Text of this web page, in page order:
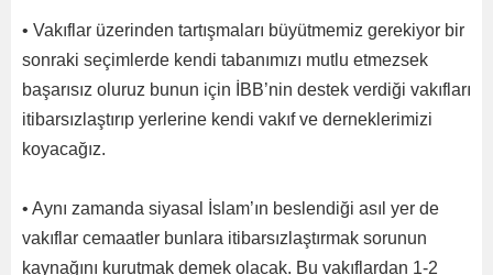
• Vakıflar üzerinden tartışmaları büyütmemiz gerekiyor bir
sonraki seçimlerde kendi tabanımızı mutlu etmezsek
başarısız oluruz bunun için İBB’nin destek verdiği vakıfları
itibarsızlaştırıp yerlerine kendi vakıf ve derneklerimizi
koyacağız.
• Aynı zamanda siyasal İslam’ın beslendiği asıl yer de
vakıflar cemaatler bunlara itibarsızlaştırmak sorunun
kaynağını kurutmak demek olacak. Bu vakıflardan 1-2